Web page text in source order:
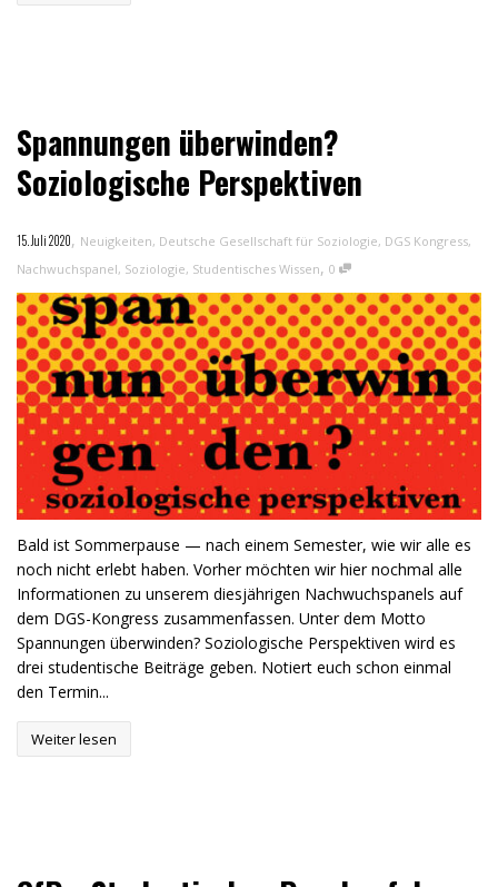
Spannungen überwinden?
Soziologische Perspektiven
15. Juli 2020, Neuigkeiten, Deutsche Gesellschaft für Soziologie, DGS Kongress,
Nachwuchspanel, Soziologie, Studentisches Wissen, 0
Bald ist Sommerpause — nach einem Semester, wie wir alle es
noch nicht erlebt haben. Vorher möchten wir hier nochmal alle
Informationen zu unserem diesjährigen Nachwuchspanels auf
dem DGS-Kongress zusammenfassen. Unter dem Motto
Spannungen überwinden? Soziologische Perspektiven wird es
drei studentische Beiträge geben. Notiert euch schon einmal
den Termin...
Weiter lesen